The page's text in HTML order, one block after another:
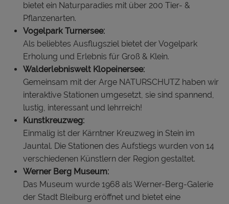
bietet ein Naturparadies mit über 200 Tier- &
Pflanzenarten.
Vogelpark Turnersee:
Als beliebtes Ausflugsziel bietet der Vogelpark
Erholung und Erlebnis für Groß & Klein.
Walderlebniswelt Klopeinersee:
Gemeinsam mit der Arge NATURSCHUTZ haben wir
interaktive Stationen umgesetzt, sie sind spannend,
lustig, interessant und lehrreich!
Kunstkreuzweg:
Einmalig ist der Kärntner Kreuzweg in Stein im
Jauntal. Die Stationen des Aufstiegs wurden von 14
verschiedenen Künstlern der Region gestaltet.
Werner Berg Museum:
Das Museum wurde 1968 als Werner-Berg-Galerie
der Stadt Bleiburg eröffnet und bietet eine